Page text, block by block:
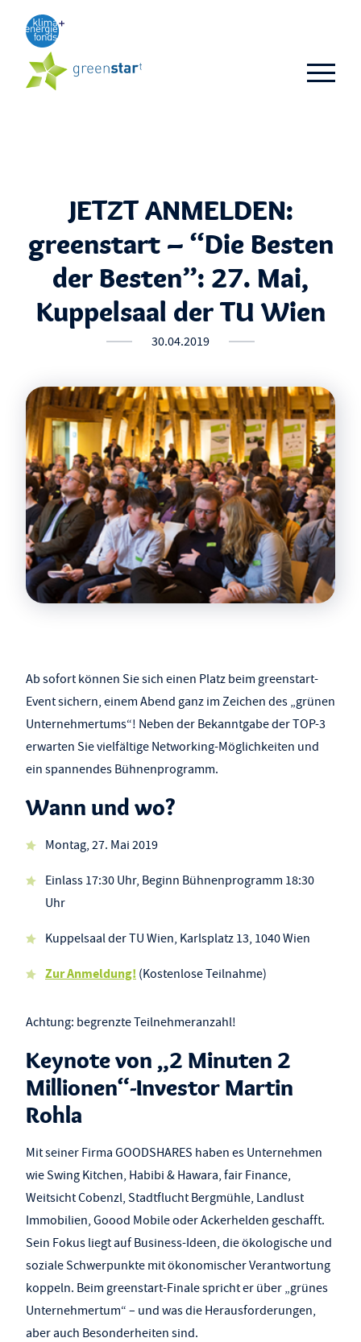
Alumni
FAQ
JETZT ANMELDEN:
greenstart – “Die Besten
der Besten”: 27. Mai,
Kuppelsaal der TU Wien
30.04.2019
Ab sofort können Sie sich einen Platz beim greenstart-
Event sichern, einem Abend ganz im Zeichen des „grünen
Unternehmertums“! Neben der Bekanntgabe der TOP-3
erwarten Sie vielfältige Networking-Möglichkeiten und
ein spannendes Bühnenprogramm.
Wann und wo?
Montag, 27. Mai 2019
Einlass 17:30 Uhr, Beginn Bühnenprogramm 18:30
Uhr
Kuppelsaal der TU Wien, Karlsplatz 13, 1040 Wien
Zur Anmeldung! (Kostenlose Teilnahme)
Achtung: begrenzte Teilnehmeranzahl!
Keynote von „2 Minuten 2
Millionen“-Investor Martin
Rohla
Mit seiner Firma GOODSHARES haben es Unternehmen
wie Swing Kitchen, Habibi & Hawara, fair Finance,
Weitsicht Cobenzl, Stadtflucht Bergmühle, Landlust
Immobilien, Goood Mobile oder Ackerhelden geschafft.
Sein Fokus liegt auf Business-Ideen, die ökologische und
soziale Schwerpunkte mit ökonomischer Verantwortung
koppeln. Beim greenstart-Finale spricht er über „grünes
Unternehmertum“ – und was die Herausforderungen,
aber auch Besonderheiten sind.